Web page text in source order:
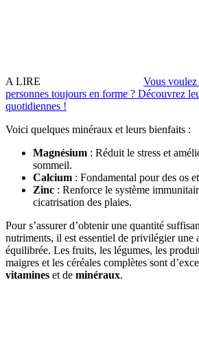
A LIRE
Vous voulez
personnes toujours en forme ? Découvrez
quotidiennes !
Voici quelques minéraux et leurs bienfaits :
Magnésium : Réduit le stress et
sommeil.
Calcium : Fondamental pour des os
Zinc : Renforce le système
cicatrisation des plaies.
Pour s’assurer d’obtenir une quantité
nutriments, il est essentiel de privilégier une
équilibrée. Les fruits, les légumes, les
maigres et les céréales complètes sont
vitamines et de minéraux.